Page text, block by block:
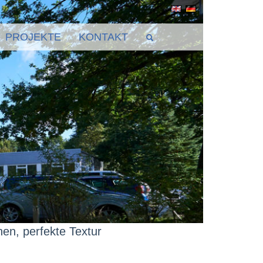
PROJEKTE KONTAKT
perfekte Textur